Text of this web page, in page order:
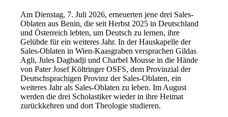
Am Dienstag, 7. Juli 2026, erneuerten jene drei Sales-
Oblaten aus Benin, die seit Herbst 2025 in Deutschland
und Österreich lebten, um Deutsch zu lernen, ihre
Gelübde für ein weiteres Jahr. In der Hauskapelle der
Sales-Oblaten in Wien-Kaasgraben versprachen Gildas
Agli, Jules Dagbadji und Charbel Mousse in die Hände
von Pater Josef Költringer OSFS, dem Provinzial der
Deutschsprachigen Provinz der Sales-Oblaten, ein
weiteres Jahr als Sales-Oblaten zu leben. Im August
werden die drei Scholastiker wieder in ihre Heimat
zurückkehren und dort Theologie studieren.